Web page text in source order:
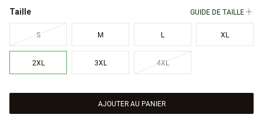
Taille GUIDE DE TAILLE
S M L XL
2XL 3XL 4XL
AJOUTER AU PANIER